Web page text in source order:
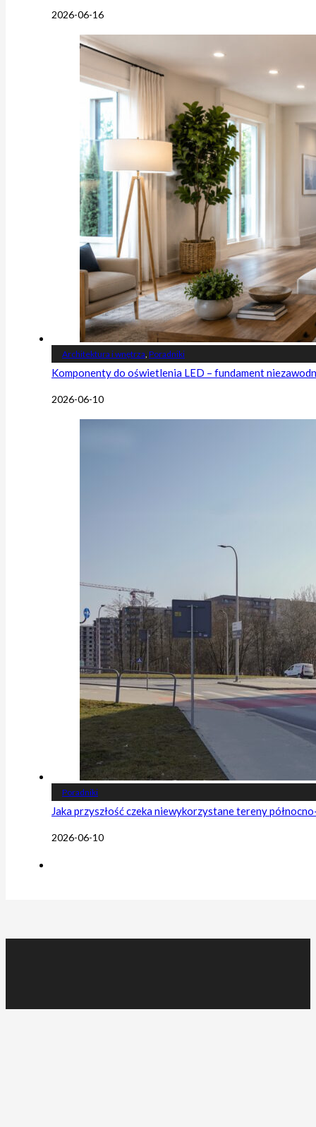
2026-06-16
Architektura i wnętrza Poradniki
Komponenty do oświetlenia LED – fundament
2026-06-10
Poradniki
Jaka przyszłość czeka niewykorzystane tereny
2026-06-10